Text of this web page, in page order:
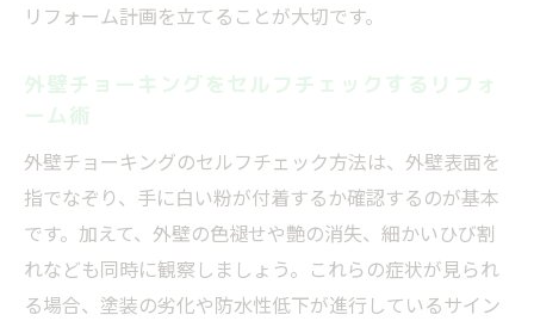
リフォーム計画を立てることが大切です。
外壁チョーキングをセルフチェックするリフォ
ーム術
外壁チョーキングのセルフチェック方法は、外壁表面を
指でなぞり、手に白い粉が付着するか確認するのが基本
です。加えて、外壁の色褪せや艶の消失、細かいひび割
れなども同時に観察しましょう。これらの症状が見られ
る場合、塗装の劣化や防水性低下が進行しているサイン